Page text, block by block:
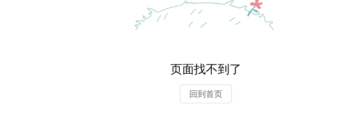
页面找不到了
回到首页